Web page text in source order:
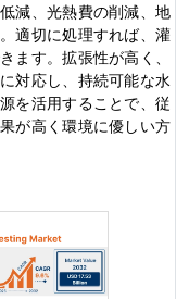
減、光熱費の削減、地
適切に処理すれば、灌
ます。拡張性が高く、
対応し、持続可能な水
を活用することで、従
が高く環境に優しい方